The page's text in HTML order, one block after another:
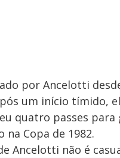
por Ancelotti
um início tímido,
quatro passes
na Copa de 1982.
Ancelotti não é